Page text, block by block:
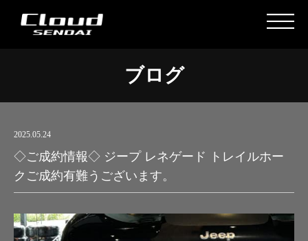
ブログ
2025.05.24
◇ご成約情報◇ ジープ レネゲード トレイルホー
クご成約有難うございます。